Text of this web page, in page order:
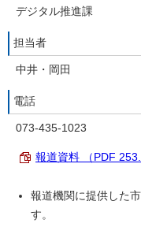
デジタル推進課
担当者
中井・岡田
電話
073-435-1023
報道資料 （PDF
報道機関に提供した
す。